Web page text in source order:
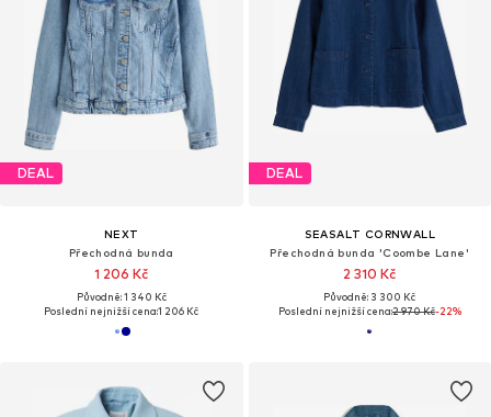
DEAL
NEXT
Přechodná bunda
1 206 Kč
Původně: 1 340 Kč
Poslední nejnižší cena:1 206 Kč
DEAL
SEASALT CORNWALL
Přechodná bunda 'Coombe Lane'
2 310 Kč
Původně: 3 300 Kč
Poslední nejnižší cena:2 970 Kč-22%